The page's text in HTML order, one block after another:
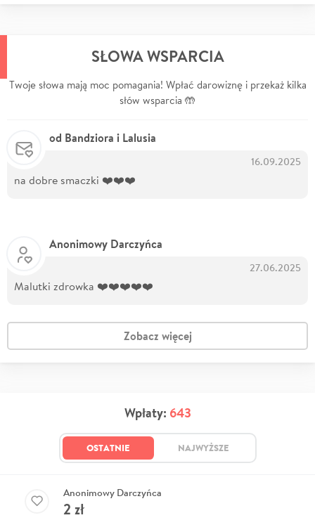
SŁOWA WSPARCIA
Twoje słowa mają moc pomagania! Wpłać darowiznę i przekaż kilka
słów wsparcia 🤲
od Bandziora i Lalusia
16.09.2025
na dobre smaczki ❤️❤️❤️
Anonimowy Darczyńca
27.06.2025
Malutki zdrowka ❤️❤️❤️❤️❤️
Zobacz więcej
Wpłaty: 643
OSTATNIE NAJWYŻSZE
Anonimowy Darczyńca
2 zł